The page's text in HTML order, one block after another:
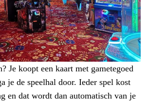
Je koopt een kaart met gametegoed
je de speelhal door. Ieder spel kost
en dat wordt dan automatisch van je